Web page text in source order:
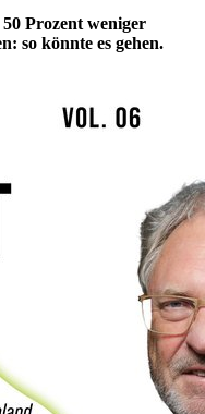
Prozent weniger
so könnte es gehen.